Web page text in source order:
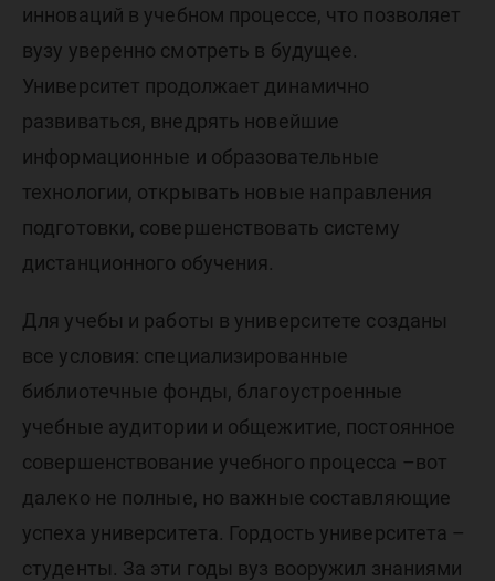
инноваций в учебном процессе, что позволяет
вузу уверенно смотреть в будущее.
Университет продолжает динамично
развиваться, внедрять новейшие
информационные и образовательные
технологии, открывать новые направления
подготовки, совершенствовать систему
дистанционного обучения.
Для учебы и работы в университете созданы
все условия: специализированные
библиотечные фонды, благоустроенные
учебные аудитории и общежитие, постоянное
совершенствование учебного процесса –вот
далеко не полные, но важные составляющие
успеха университета. Гордость университета –
студенты. За эти годы вуз вооружил знаниями